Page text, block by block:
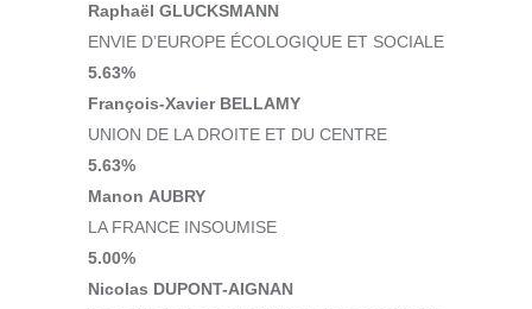
Raphaël GLUCKSMANN
ENVIE D’EUROPE ÉCOLOGIQUE ET SOCIALE
5.63%
François-Xavier BELLAMY
UNION DE LA DROITE ET DU CENTRE
5.63%
Manon AUBRY
LA FRANCE INSOUMISE
5.00%
Nicolas DUPONT-AIGNAN